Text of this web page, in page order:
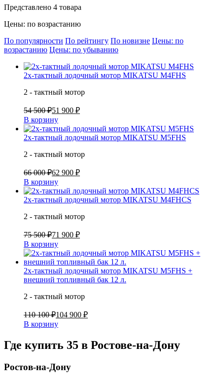
Представлено 4 товара
Цены: по возрастанию
По популярности По рейтингу По новизне Цены: по
возрастанию Цены: по убыванию
2х-тактный лодочный мотор MIKATSU M4FHS
2 - тактный мотор
54 500 ₽51 900 ₽
В корзину
2х-тактный лодочный мотор MIKATSU M5FHS
2 - тактный мотор
66 000 ₽62 900 ₽
В корзину
2х-тактный лодочный мотор MIKATSU M4FHCS
2 - тактный мотор
75 500 ₽71 900 ₽
В корзину
2х-тактный лодочный мотор MIKATSU M5FHS +
внешний топливный бак 12 л.
2 - тактный мотор
110 100 ₽104 900 ₽
В корзину
Где купить 35 в Ростове-на-Дону
Ростов-на-Дону